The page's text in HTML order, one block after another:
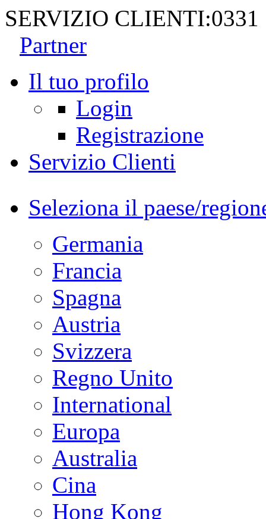
SERVIZIO CLIENTI:0331
Partner
Il tuo profilo
Login
Registrazione
Servizio Clienti
Seleziona il paese/
Germania
Francia
Spagna
Austria
Svizzera
Regno Unito
International
Europa
Australia
Cina
Hong Kong